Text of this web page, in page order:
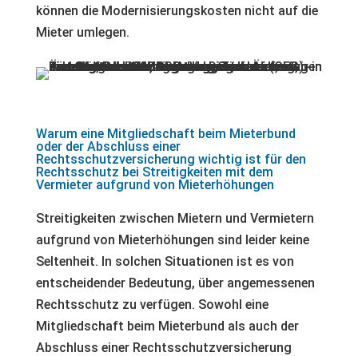
können die Modernisierungskosten nicht auf die
Mieter umlegen.
Warum eine Mitgliedschaft beim Mieterbund
oder der Abschluss einer
Rechtsschutzversicherung wichtig ist für den
Rechtsschutz bei Streitigkeiten mit dem
Vermieter aufgrund von Mieterhöhungen
Streitigkeiten zwischen Mietern und Vermietern
aufgrund von Mieterhöhungen sind leider keine
Seltenheit. In solchen Situationen ist es von
entscheidender Bedeutung, über angemessenen
Rechtsschutz zu verfügen. Sowohl eine
Mitgliedschaft beim Mieterbund als auch der
Abschluss einer Rechtsschutzversicherung